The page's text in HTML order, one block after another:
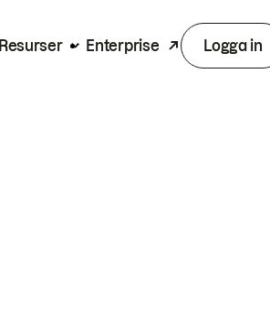
Resurser Enterprise Logga in